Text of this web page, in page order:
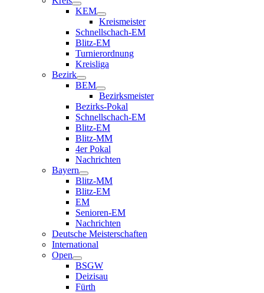
KEM
Kreismeister
Schnellschach-EM
Blitz-EM
Turnierordnung
Kreisliga
Bezirk
BEM
Bezirksmeister
Bezirks-Pokal
Schnellschach-EM
Blitz-EM
Blitz-MM
4er Pokal
Nachrichten
Bayern
Blitz-MM
Blitz-EM
EM
Senioren-EM
Nachrichten
Deutsche Meisterschaften
International
Open
BSGW
Deizisau
Fürth